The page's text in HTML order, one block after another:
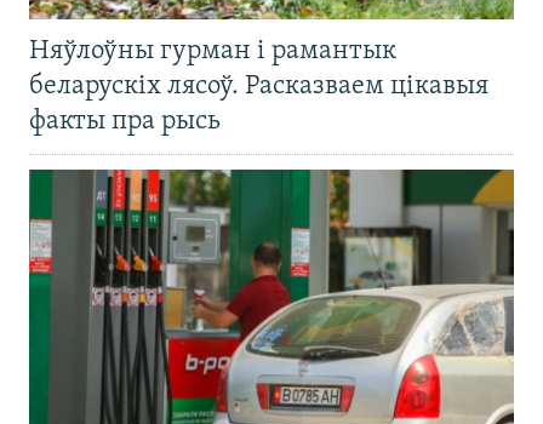
Няўлоўны гурман і рамантык
беларускіх лясоў. Расказваем цікавыя
факты пра рысь